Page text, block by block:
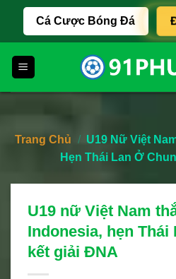
content
Cá Cược Bóng Đá
Trang Chủ / U19 Nữ Việt
Hẹn Thái Lan Ở
U19 nữ Việt Nam
Indonesia, hẹn Thái
kết giải ĐNA